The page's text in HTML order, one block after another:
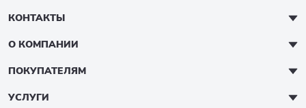
КОНТАКТЫ
О КОМПАНИИ
ПОКУПАТЕЛЯМ
УСЛУГИ